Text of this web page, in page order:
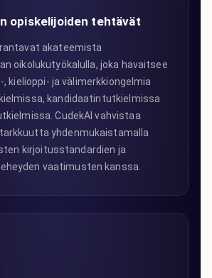
opiskelijoiden tehtävät
akateemista
oikolukutyökalulla, joka havaitsee
kielioppi- ja välimerkkiongelmia
kandidaatintutkielmissa
CudekAI vahvistaa
yhdenmukaistamalla
kirjoitusstandardien ja
vaatimusten kanssa.